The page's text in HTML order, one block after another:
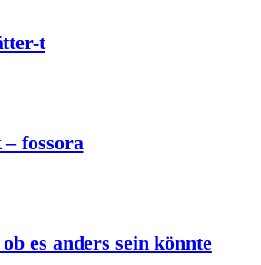
t
fossora
ob es anders sein könnte